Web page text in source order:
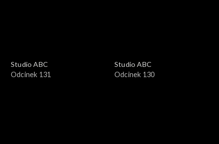
Studio ABC
Odcinek 131
Studio ABC
Odcinek 130